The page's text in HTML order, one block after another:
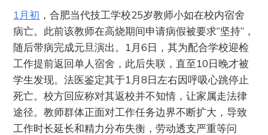
1月初 ，合肥当代技工学校25岁教师小如在校内宿舍
病亡。此前该教师在高烧期间申请病假被要求“坚持”，
随后带病完成元旦演出。1月6日，其为配合学校迎检
工作提前返回单人宿舍，此后失联，直至10日晚才被
学生发现。法医鉴定其于1月8日左右因呼吸心跳停止
死亡。校方回应称对其返校并不知情，让家属走法律
途径。教师群体正面对工作任务边界不断扩大，导致
工作时长延长和精力分布失衡，劳动透支严重等问